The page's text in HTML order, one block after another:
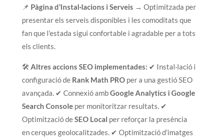
📌 Pàgina d’Instal·lacions i Serveis → Optimitzada per
presentar els serveis disponibles i les comoditats que
fan que l’estada sigui confortable i agradable per a tots
els clients.
🛠 Altres accions SEO implementades: ✔ Instal·lació i
configuració de Rank Math PROper a una gestió SEO
avançada. ✔ Connexió ambGoogle Analytics i Google
Search Consoleper monitoritzar resultats. ✔
Optimització deSEO Local per reforçar la presència
en cerques geolocalitzades. ✔ Optimització d’imatges